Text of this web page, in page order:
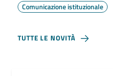
Comunicazione istituzionale
TUTTE LE NOVITÀ